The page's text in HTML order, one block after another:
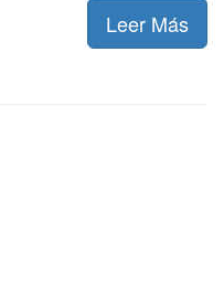
Leer Más